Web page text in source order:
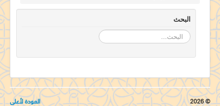
البحث
البحث...
العودة لأعلى © 2026